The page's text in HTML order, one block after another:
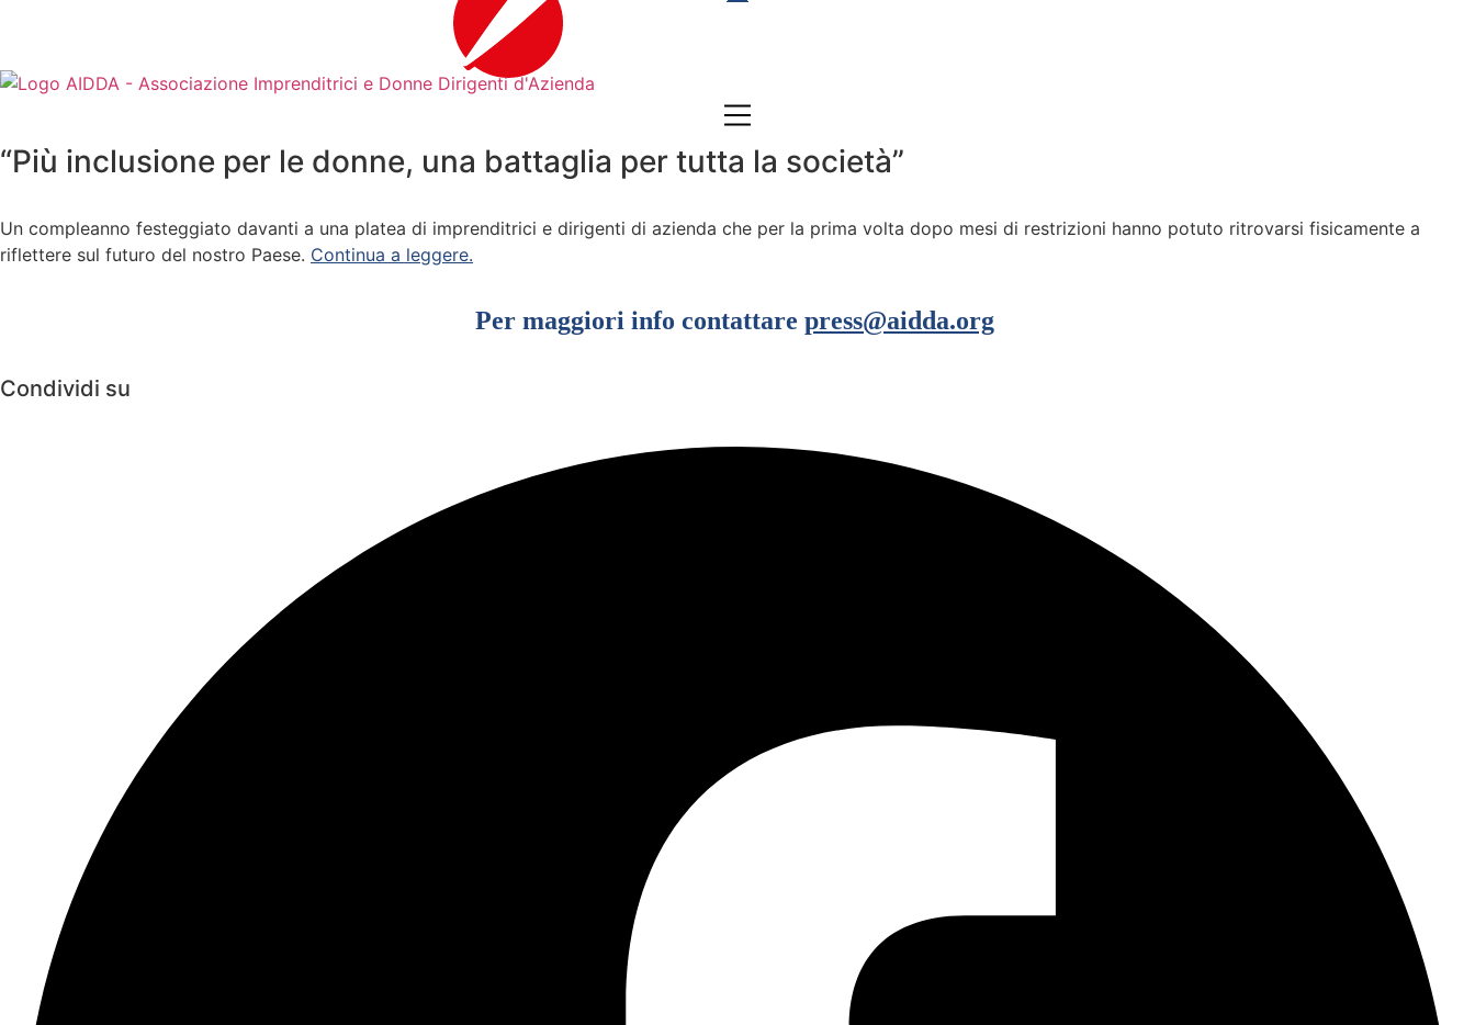
“Più inclusione per le donne, una battaglia per tutta la società”
Un compleanno festeggiato davanti a una platea di imprenditrici e dirigenti di azienda che per la prima volta dopo mesi di restrizioni hanno potuto ritrovarsi fisicamente a
riflettere sul futuro del nostro Paese. Continua a leggere.
Per maggiori info contattare press@aidda.org
Condividi su